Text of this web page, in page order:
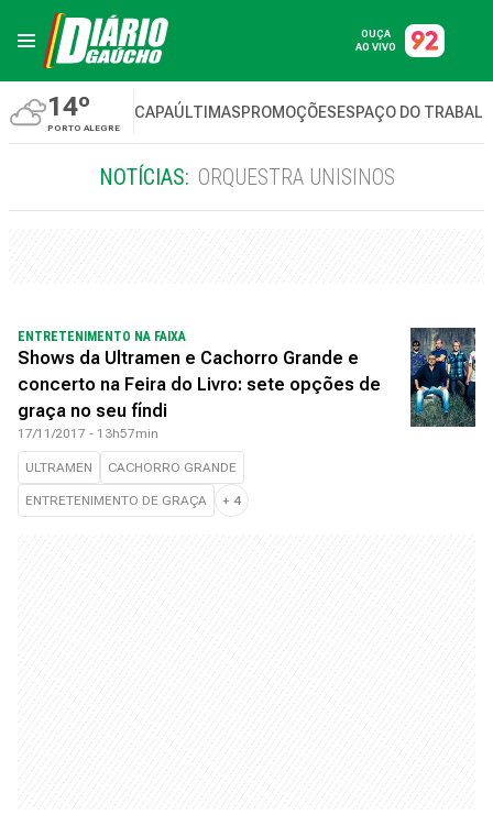
OUÇA
AO VIVO
14º
PORTO ALEGRE
CAPAÚLTIMASPROMOÇÕESESPAÇO DO
NOTÍCIAS: ORQUESTRA UNISINOS
ENTRETENIMENTO NA FAIXA
Shows da Ultramen e Cachorro Grande e
concerto na Feira do Livro: sete opções de
graça no seu fíndi
17/11/2017 - 13h57min
ULTRAMEN CACHORRO GRANDE
ENTRETENIMENTO DE GRAÇA + 4